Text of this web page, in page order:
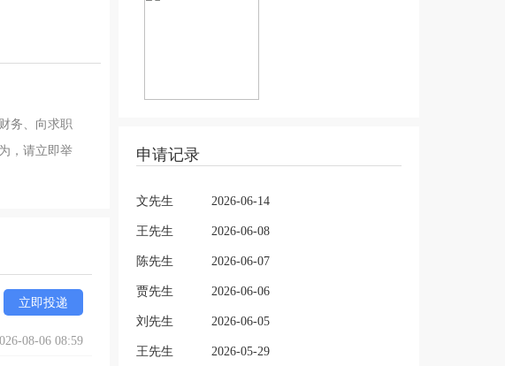
务、向求职
，请立即举
立即投递
08-06 08:59
申请记录
文先生 2026-06-14
王先生 2026-06-08
陈先生 2026-06-07
贾先生 2026-06-06
刘先生 2026-06-05
王先生 2026-05-29